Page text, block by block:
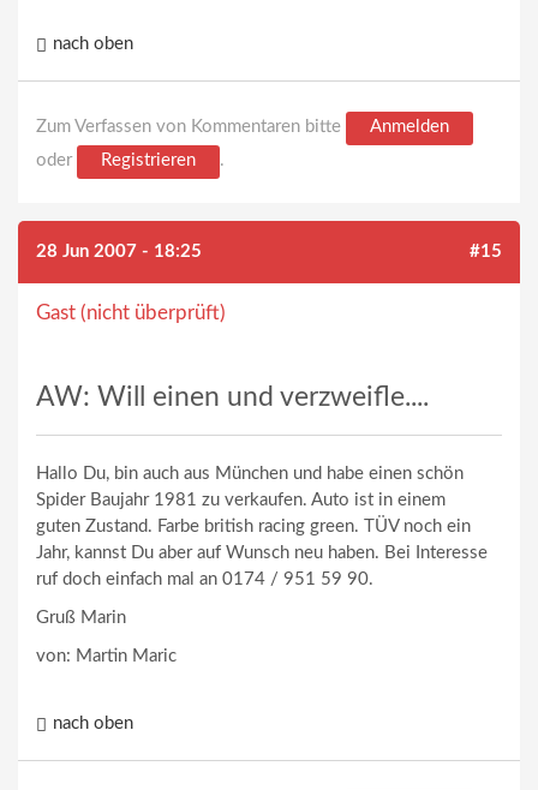
nach oben
Zum Verfassen von Kommentaren bitte
Anmelden
oder
Registrieren .
28 Jun 2007 - 18:25 #15
Gast (nicht überprüft)
AW: Will einen und verzweifle....
Hallo Du, bin auch aus München und habe einen schön
Spider Baujahr 1981 zu verkaufen. Auto ist in einem
guten Zustand. Farbe british racing green. TÜV noch ein
Jahr, kannst Du aber auf Wunsch neu haben. Bei Interesse
ruf doch einfach mal an 0174 / 951 59 90.
Gruß Marin
von: Martin Maric
nach oben